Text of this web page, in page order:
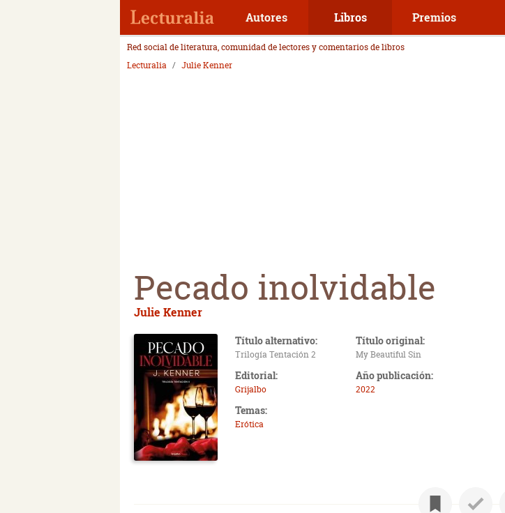
Autores Libros Premios
Red social de literatura, comunidad de lectores y comentarios de libros
Lecturalia
Julie Kenner
Pecado inolvidable
Julie Kenner
Título alternativo:
Trilogía Tentación 2
Título original:
My Beautiful Sin
Editorial:
Grijalbo
Año publicación:
2022
Temas:
Erótica